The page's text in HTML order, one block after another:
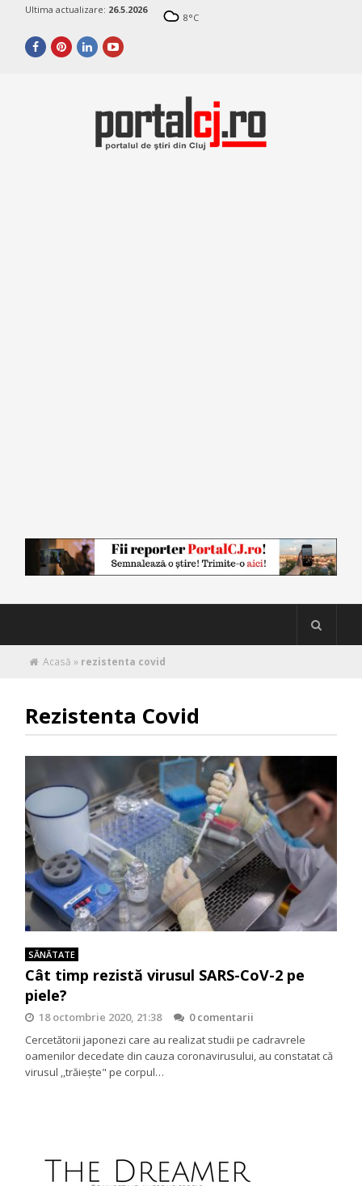
Ultima actualizare: 26.5.2026
8°C
Acasă » rezistenta covid
Rezistenta Covid
SĂNĂTATE
Cât timp rezistă virusul SARS-CoV-2 pe
piele?
18 octombrie 2020, 21:38
0 comentarii
Cercetătorii japonezi care au realizat studii pe cadravrele
oamenilor decedate din cauza coronavirusului, au constatat că
virusul ,,trăiește" pe corpul…